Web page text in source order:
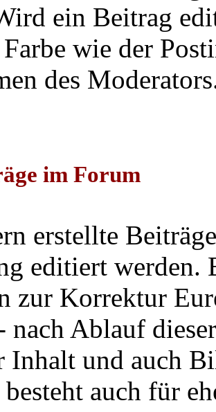
ein Beitrag
Farbe wie der
des
im Forum
erstellte
editiert werden.
zur Korrektur
nach Ablauf
Inhalt und auch
besteht auch für